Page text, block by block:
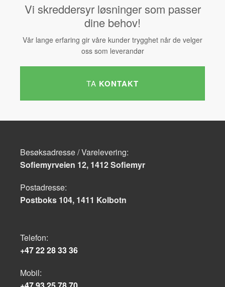
TA KONTAKT
Vi skreddersyr løsninger som passer
dine behov!
Vår lange erfaring gir våre kunder trygghet når de velger
oss som leverandør
Besøksadresse / Varelevering:
Sofiemyrveien 12, 1412 Sofiemyr
Postadresse:
Postboks 104, 1411 Kolbotn
Telefon:
+47 22 28 33 36
Mobil: